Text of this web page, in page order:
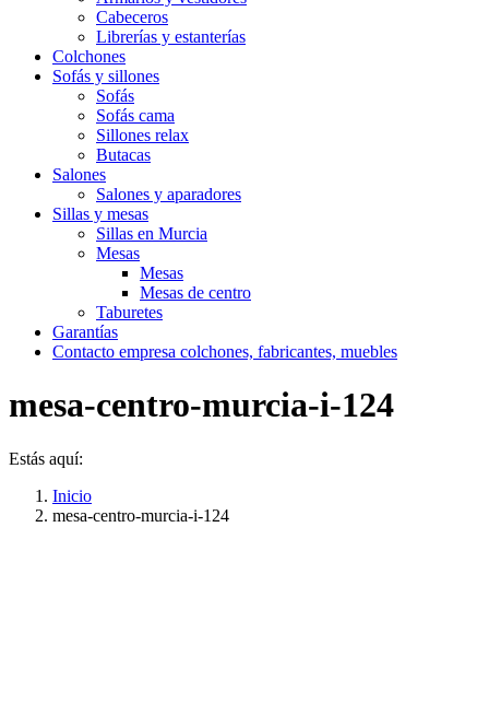
Cabeceros
Librerías y estanterías
Colchones
Sofás y sillones
Sofás
Sofás cama
Sillones relax
Butacas
Salones
Salones y aparadores
Sillas y mesas
Sillas en Murcia
Mesas
Mesas
Mesas de centro
Taburetes
Garantías
Contacto empresa colchones, fabricantes, muebles
mesa-centro-murcia-i-124
Estás aquí:
Inicio
mesa-centro-murcia-i-124